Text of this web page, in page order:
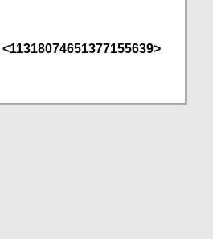
<11318074651377155639>